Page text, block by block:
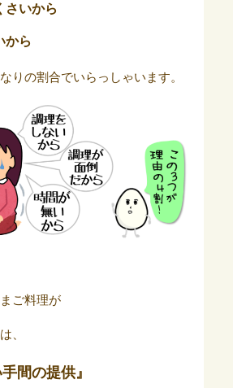
さいから
から
りの割合でいらっしゃいます。
ご料理が
、
間の提供』